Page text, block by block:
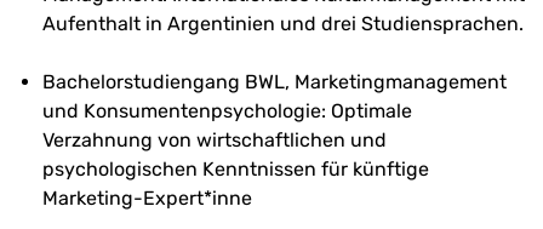
Aufenthalt in Argentinien und drei Studiensprachen.
Bachelorstudiengang BWL, Marketingmanagement
und Konsumentenpsychologie: Optimale
Verzahnung von wirtschaftlichen und
psychologischen Kenntnissen für künftige
Marketing-Expert*inne